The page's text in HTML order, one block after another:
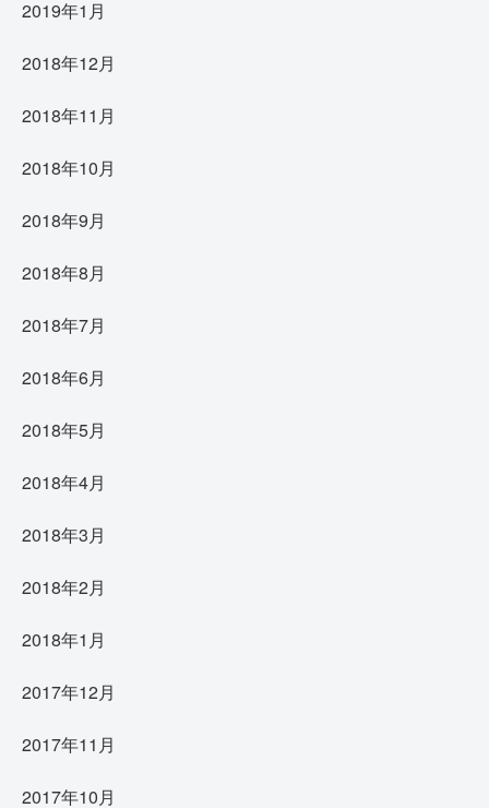
2019年1月
2018年12月
2018年11月
2018年10月
2018年9月
2018年8月
2018年7月
2018年6月
2018年5月
2018年4月
2018年3月
2018年2月
2018年1月
2017年12月
2017年11月
2017年10月